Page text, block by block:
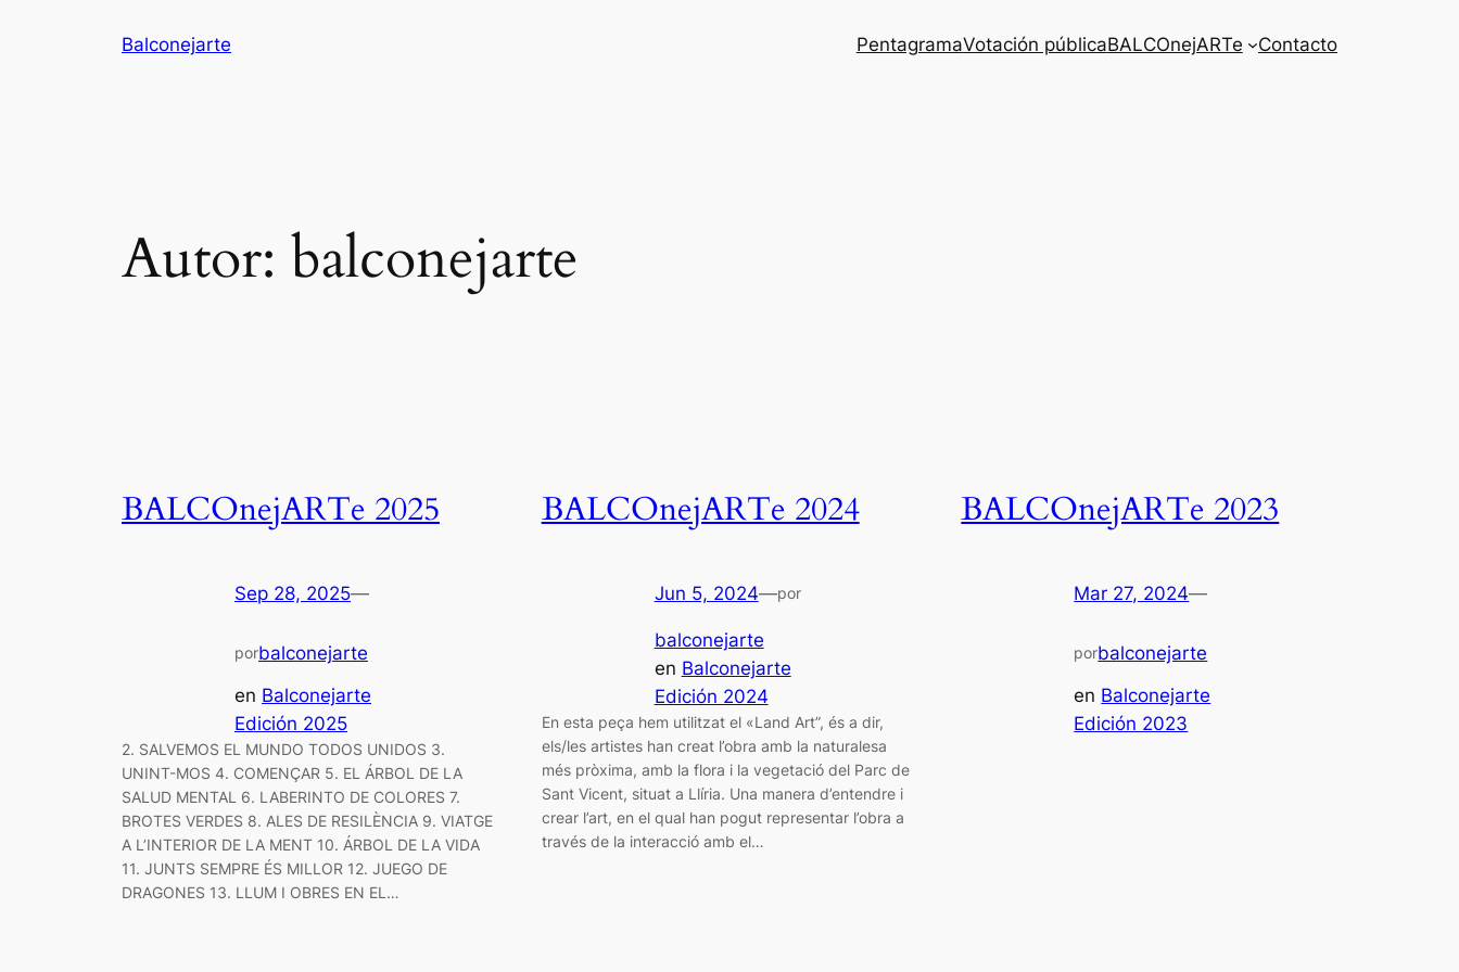
Balconejarte PentagramaVotación públicaBALCOnejARTe Contacto
Autor: balconejarte
BALCOnejARTe 2025
Sep 28, 2025—
porbalconejarte
en Balconejarte
Edición 2025
2. SALVEMOS EL MUNDO TODOS UNIDOS 3.
UNINT-MOS 4. COMENÇAR 5. EL ÁRBOL DE LA
SALUD MENTAL 6. LABERINTO DE COLORES 7.
BROTES VERDES 8. ALES DE RESILÈNCIA 9. VIATGE
A L’INTERIOR DE LA MENT 10. ÁRBOL DE LA VIDA
11. JUNTS SEMPRE ÉS MILLOR 12. JUEGO DE
DRAGONES 13. LLUM I OBRES EN EL…
BALCOnejARTe 2024
Jun 5, 2024—por
balconejarte
en Balconejarte
Edición 2024
En esta peça hem utilitzat el «Land Art”, és a dir,
els/les artistes han creat l’obra amb la naturalesa
més pròxima, amb la flora i la vegetació del Parc de
Sant Vicent, situat a Llíria. Una manera d’entendre i
crear l’art, en el qual han pogut representar l’obra a
través de la interacció amb el…
BALCOnejARTe 2023
Mar 27, 2024—
porbalconejarte
en Balconejarte
Edición 2023